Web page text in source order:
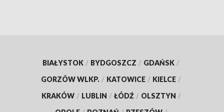
BIAŁYSTOK / BYDGOSZCZ / GDAŃSK /
GORZÓW WLKP. / KATOWICE / KIELCE /
KRAKÓW / LUBLIN / ŁÓDŹ / OLSZTYN /